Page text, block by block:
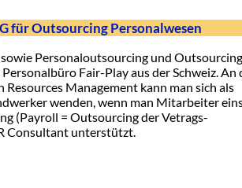
für Outsourcing Personalwesen
Personaloutsourcing und Outsourcing
Fair-Play aus der Schweiz. An
Management kann man sich als
wenden, wenn man Mitarbeiter
(Payroll = Outsourcing der Vetrags-
Consultant unterstützt.